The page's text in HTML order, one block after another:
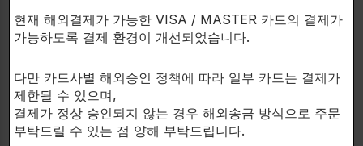
든 어떤 자극에도 필적할 수 있는 효과를 제공하는 조합
입니다.
FLEX booster의 효능:
현재 해외결제가 가능한 VISA / MASTER 카드의 결제가
가능하도록 결제 환경이 개선되었습니다.
다만 카드사별 해외승인 정책에 따라 일부 카드는 결제가
제한될 수 있으며,
결제가 정상 승인되지 않는 경우 해외송금 방식으로 주문
부탁드릴 수 있는 점 양해 부탁드립니다.